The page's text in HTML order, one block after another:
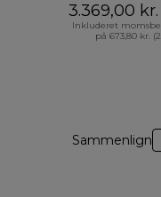
3.369,00 kr.
Inkluderet
på 673,80 kr.
Sammenlign